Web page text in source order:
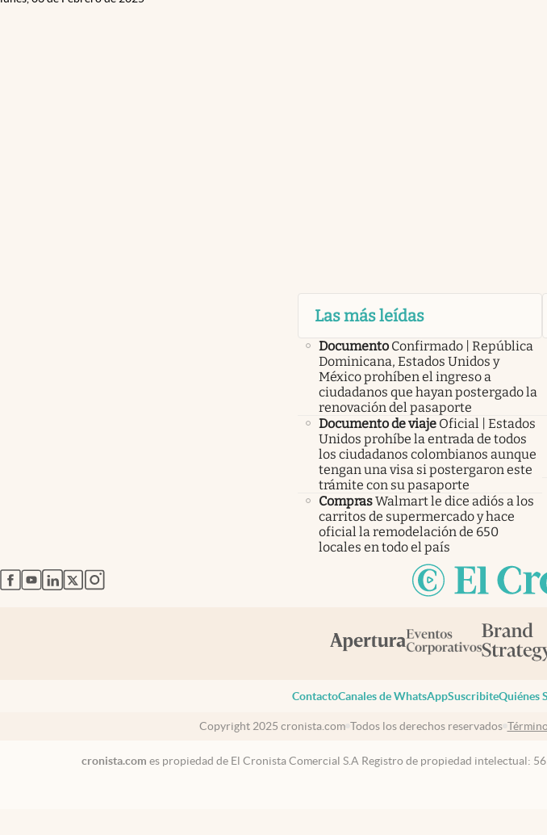
Las más leídas
Documento Confirmado | República
Dominicana, Estados Unidos y
México prohíben el ingreso a
ciudadanos que hayan postergado la
renovación del pasaporte
Documento de viaje Oficial | Estados
Unidos prohíbe la entrada de todos
los ciudadanos colombianos aunque
tengan una visa si postergaron este
trámite con su pasaporte
ComprasWalmart le dice adiós a los
carritos de supermercado y hace
oficial la remodelación de 650
locales en todo el país
abre en nueva pestaña
abre en nueva pestaña
abre en nueva pestaña
abre en nueva pestaña
abre en nueva pestaña
ContactoCanales de WhatsAppSuscribiteQuiénes
Copyright 2025 cronista.com Todos los derechos reservados
cronista.com es propiedad de El Cronista Comercial S.A Registro de propiedad intelectual: